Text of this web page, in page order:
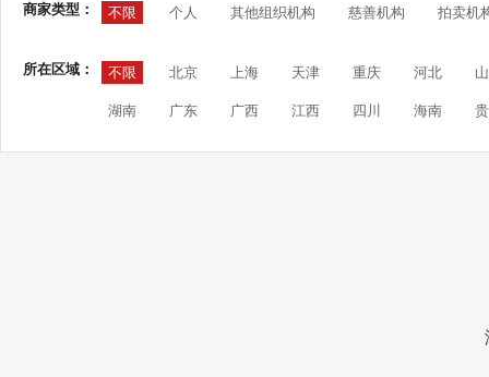
商家类型： 不限 个人 其他组织机构 慈善机构 拍卖机
所在区域： 不限 北京 上海 天津 重庆 河北
湖南 广东 广西 江西 四川 海南